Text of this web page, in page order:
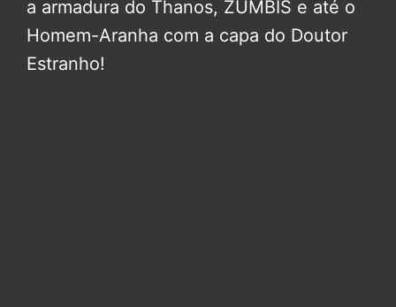
a armadura do Thanos, ZUMBIS e até o
Homem-Aranha com a capa do Doutor
Estranho!